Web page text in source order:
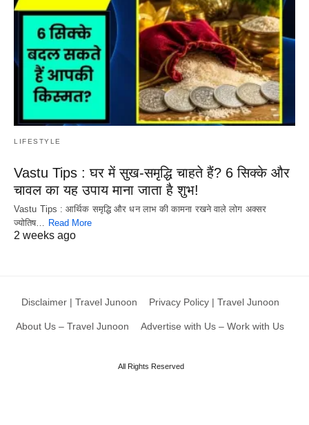
LIFESTYLE
Vastu Tips : घर में सुख-समृद्धि चाहते हैं? 6 सिक्के और
चावल का यह उपाय माना जाता है शुभ!
Vastu Tips : आर्थिक समृद्धि और धन लाभ की कामना रखने वाले लोग अक्सर
ज्योतिष…
Read More
2 weeks ago
Disclaimer | Travel Junoon Privacy Policy | Travel Junoon
About Us – Travel Junoon Advertise with Us – Work with Us
All Rights Reserved